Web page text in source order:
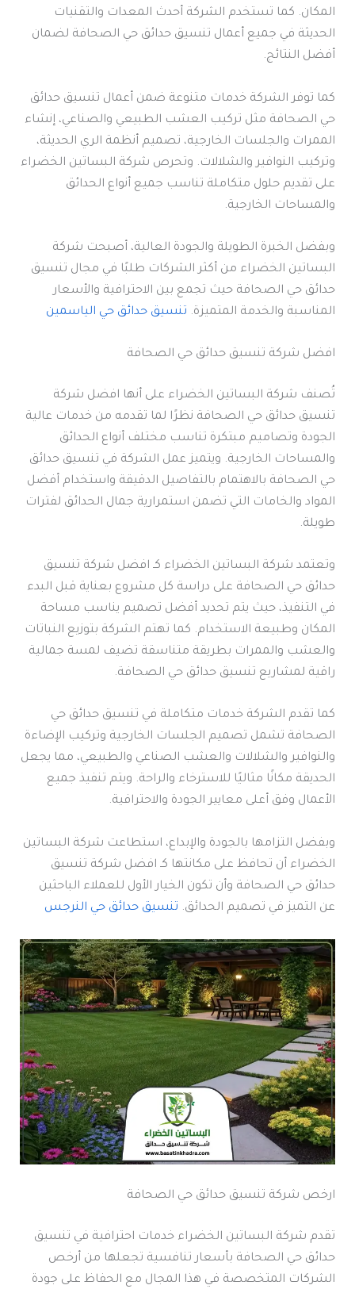
المكان. كما تستخدم الشركة أحدث المعدات والتقنيات
الحديثة في جميع أعمال تنسيق حدائق حي الصحافة لضمان
أفضل النتائج.
كما توفر الشركة خدمات متنوعة ضمن أعمال تنسيق حدائق
حي الصحافة مثل تركيب العشب الطبيعي والصناعي، إنشاء
الممرات والجلسات الخارجية، تصميم أنظمة الري الحديثة،
وتركيب النوافير والشلالات. وتحرص شركة البساتين الخضراء
على تقديم حلول متكاملة تناسب جميع أنواع الحدائق
والمساحات الخارجية.
وبفضل الخبرة الطويلة والجودة العالية، أصبحت شركة
البساتين الخضراء من أكثر الشركات طلبًا في مجال تنسيق
حدائق حي الصحافة حيث تجمع بين الاحترافية والأسعار
المناسبة والخدمة المتميزة. تنسيق حدائق حي الياسمين
افضل شركة تنسيق حدائق حي الصحافة
تُصنف شركة البساتين الخضراء على أنها افضل شركة
تنسيق حدائق حي الصحافة نظرًا لما تقدمه من خدمات عالية
الجودة وتصاميم مبتكرة تناسب مختلف أنواع الحدائق
والمساحات الخارجية. ويتميز عمل الشركة في تنسيق حدائق
حي الصحافة بالاهتمام بالتفاصيل الدقيقة واستخدام أفضل
المواد والخامات التي تضمن استمرارية جمال الحدائق لفترات
طويلة.
وتعتمد شركة البساتين الخضراء كـ افضل شركة تنسيق
حدائق حي الصحافة على دراسة كل مشروع بعناية قبل البدء
في التنفيذ، حيث يتم تحديد أفضل تصميم يناسب مساحة
المكان وطبيعة الاستخدام. كما تهتم الشركة بتوزيع النباتات
والعشب والممرات بطريقة متناسقة تضيف لمسة جمالية
راقية لمشاريع تنسيق حدائق حي الصحافة.
كما تقدم الشركة خدمات متكاملة في تنسيق حدائق حي
الصحافة تشمل تصميم الجلسات الخارجية وتركيب الإضاءة
والنوافير والشلالات والعشب الصناعي والطبيعي، مما يجعل
الحديقة مكانًا مثاليًا للاسترخاء والراحة. ويتم تنفيذ جميع
الأعمال وفق أعلى معايير الجودة والاحترافية.
وبفضل التزامها بالجودة والإبداع، استطاعت شركة البساتين
الخضراء أن تحافظ على مكانتها كـ افضل شركة تنسيق
حدائق حي الصحافة وأن تكون الخيار الأول للعملاء الباحثين
عن التميز في تصميم الحدائق. تنسيق حدائق حي النرجس
ارخص شركة تنسيق حدائق حي الصحافة
تقدم شركة البساتين الخضراء خدمات احترافية في تنسيق
حدائق حي الصحافة بأسعار تنافسية تجعلها من أرخص
الشركات المتخصصة في هذا المجال مع الحفاظ على جودة